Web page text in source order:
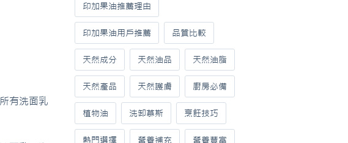
有洗面乳
印加果油推薦理由
印加果油用戶推薦 品質比較
天然成分 天然油品 天然油脂
天然產品 天然護膚 廚房必備
植物油 洗卸慕斯 烹飪技巧
熱門選擇 營養補充 營養豐富